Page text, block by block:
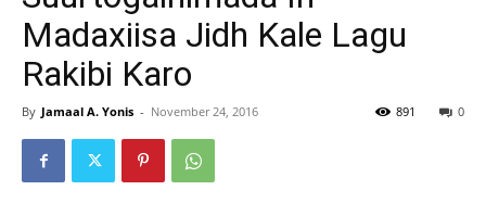
Madaxiisa Jidh Kale Lagu
Rakibi Karo
By Jamaal A. Yonis - November 24, 2016 0
891